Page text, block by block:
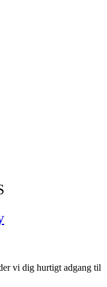
vi dig hurtigt adgang til